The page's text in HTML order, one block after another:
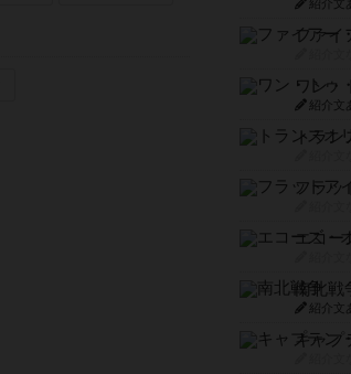
紹介文
ワン・
紹介文
フラッ
エコー
南北戦
紹介文